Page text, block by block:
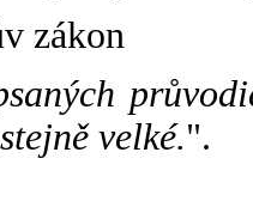
zákon
velké.".